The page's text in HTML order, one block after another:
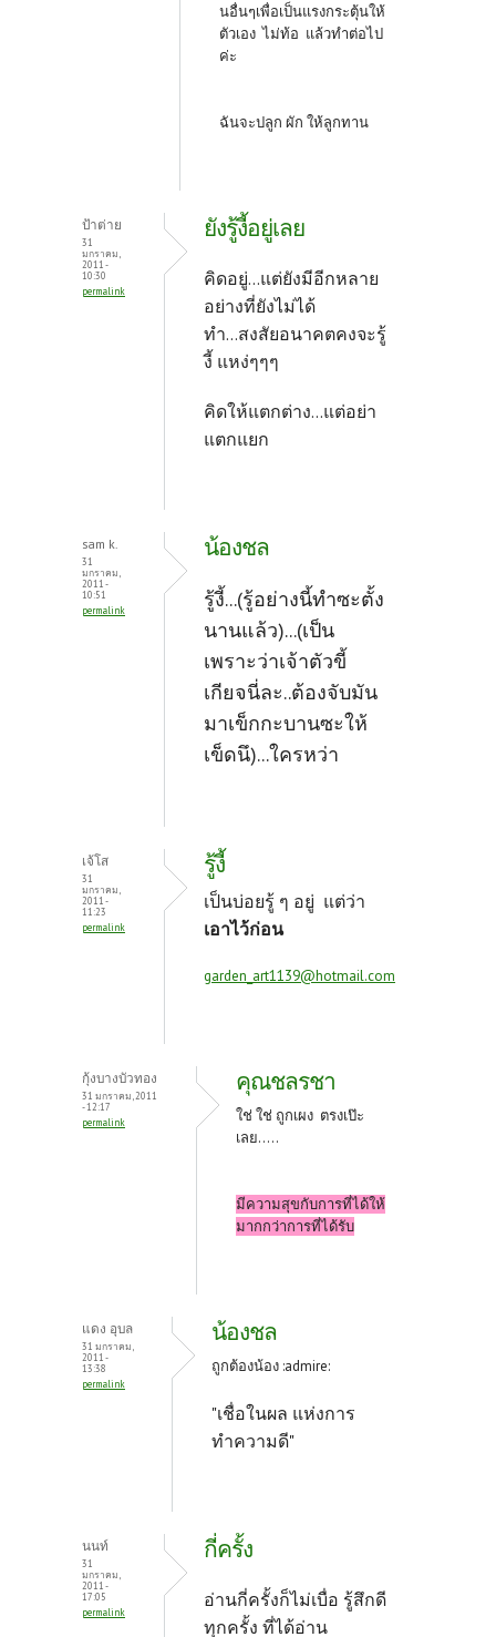
นอื่นๆเพื่อเป็นแรงกระตุ้นให้
ตัวเอง ไม่ท้อ แล้วทำต่อไป
ค่ะ
ฉันจะปลูก ผัก ให้ลูกทาน
ป้าต่าย
31
มกราคม,
2011 -
10:30
permalink
ยังรู้งี้อยู่เลย
คิดอยู่...แต่ยังมีอีกหลาย
อย่างที่ยังไม่ได้
ทำ...สงสัยอนาคตคงจะรู้
งี้ แหง่ๆๆๆ
คิดให้แตกต่าง...แต่อย่า
แตกแยก
sam k.
31
มกราคม,
2011 -
10:51
permalink
น้องชล
รู้งี้...(รู้อย่างนี้ทำซะตั้ง
นานแล้ว)...(เป็น
เพราะว่าเจ้าตัวขี้
เกียจนี่ละ..ต้องจับมัน
มาเข็กกะบานซะให้
เข็ดนึ)...ใครหว่า
เจ้โส
31
มกราคม,
2011 -
11:23
permalink
รู้งี้
เป็นบ่อยรู้ ๆ อยู่ แต่ว่า
เอาไว้ก่อน
garden_art1139@hotmail.com
กุ้งบางบัวทอง
31 มกราคม, 2011
- 12:17
permalink
คุณชลรชา
ใช่ ใช่ ถูกเผง ตรงเป๊ะ
เลย.....
มีความสุขกับการที่ได้ให้
มากกว่าการที่ได้รับ
แดง อุบล
31 มกราคม,
2011 -
13:38
permalink
น้องชล
ถูกต้องน้อง :admire:
"เชื่อในผล แห่งการ
ทำความดี"
นนท์
31
มกราคม,
2011 -
17:05
permalink
กี่ครั้ง
อ่านกี่ครั้งก็ไม่เบื่อ รู้สึกดี
ทุกครั้ง ที่ได้อ่าน